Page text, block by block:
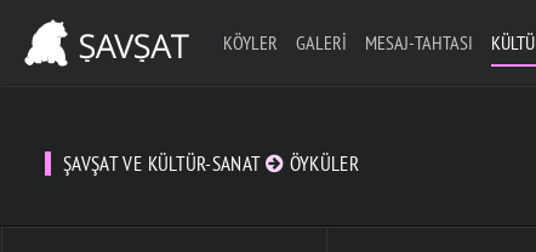
KÖYLER GALERI MESAJ-TAHTASI
ŞAVŞAT VE KÜLTÜR-SANAT ÖYKÜLER